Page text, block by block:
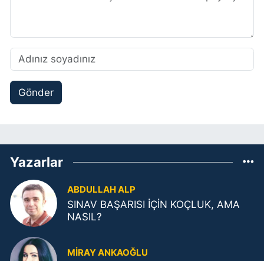
Gönder
Yazarlar
ABDULLAH ALP
SINAV BAŞARISI İÇİN KOÇLUK, AMA
NASIL?
MIRAY ANKAOĞLU